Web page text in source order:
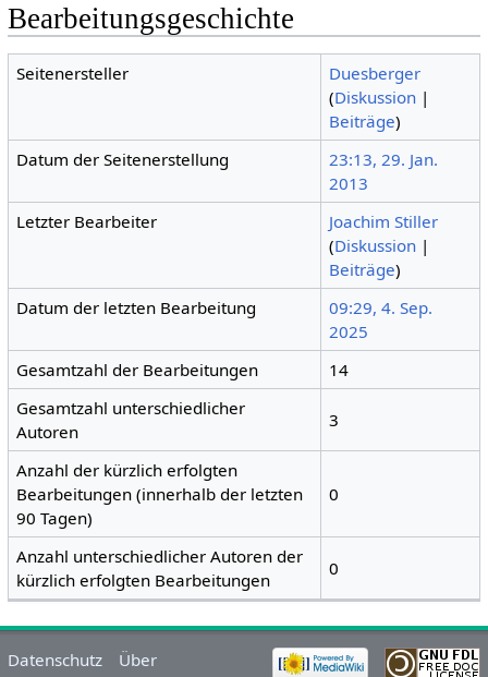
Bearbeitungsgeschichte
Seitenersteller
Duesberger
(Diskussion |
Beiträge)
Datum der Seitenerstellung
23:13, 29. Jan.
2013
Letzter Bearbeiter
Joachim Stiller
(Diskussion |
Beiträge)
Datum der letzten Bearbeitung
09:29, 4. Sep.
2025
Gesamtzahl der Bearbeitungen
14
Gesamtzahl unterschiedlicher
Autoren
3
Anzahl der kürzlich erfolgten
Bearbeitungen (innerhalb der letzten
90 Tagen)
0
Anzahl unterschiedlicher Autoren der
kürzlich erfolgten Bearbeitungen
0
Datenschutz Über